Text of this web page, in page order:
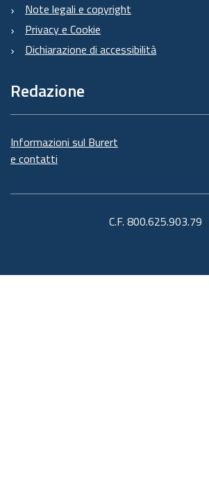
Note legali e copyright
Privacy e Cookie
Dichiarazione di accessibilità
Redazione
Informazioni sul Burert
e contatti
C.F. 800.625.903.79